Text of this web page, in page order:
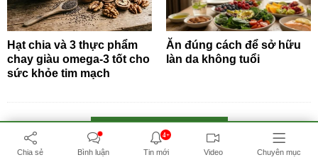
Hạt chia và 3 thực phẩm
chay giàu omega-3 tốt cho
sức khỏe tim mạch
Ăn đúng cách để sở hữu
làn da không tuổi
BẤM ĐỂ XEM THÊM
Chia sẻ Bình luận
4+
Tin mới Video Chuyên mục